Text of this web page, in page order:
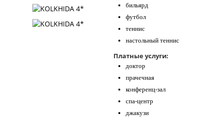
бильярд
футбол
теннис
настольный теннис
Платные услуги:
доктор
прачечная
конференц-зал
спа-центр
джакузи